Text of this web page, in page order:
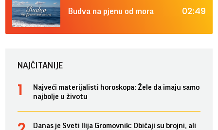
Budva na pjenu od mora 02:49
NAJČITANIJE
Najveći materijalisti horoskopa: Žele da imaju samo
najbolje u životu
Danas je Sveti Ilija Gromovnik: Običaji su brojni, ali